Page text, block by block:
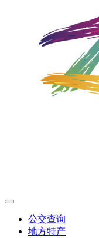
公交查询
地方特产